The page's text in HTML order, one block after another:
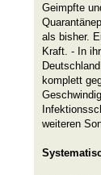
Geimpfte
als bisher.
Kraft. - In
komplett
weiteren